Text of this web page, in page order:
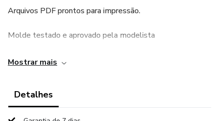
Arquivos PDF prontos para impressão.
Molde testado e aprovado pela modelista
Você irá receber os moldes nos formatos A4 e Pôster.
apresentam margens de costura.
Mostrar mais
Detalhes